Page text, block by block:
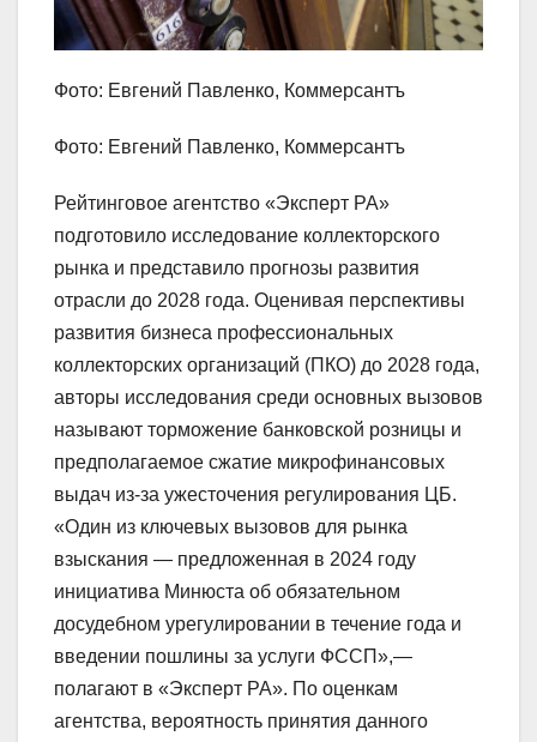
Фото: Евгений Павленко, Коммерсантъ
Фото: Евгений Павленко, Коммерсантъ
Рейтинговое агентство «Эксперт РА»
подготовило исследование коллекторского
рынка и представило прогнозы развития
отрасли до 2028 года. Оценивая перспективы
развития бизнеса профессиональных
коллекторских организаций (ПКО) до 2028 года,
авторы исследования среди основных вызовов
называют торможение банковской розницы и
предполагаемое сжатие микрофинансовых
выдач из-за ужесточения регулирования ЦБ.
«Один из ключевых вызовов для рынка
взыскания — предложенная в 2024 году
инициатива Минюста об обязательном
досудебном урегулировании в течение года и
введении пошлины за услуги ФССП»,—
полагают в «Эксперт РА». По оценкам
агентства, вероятность принятия данного